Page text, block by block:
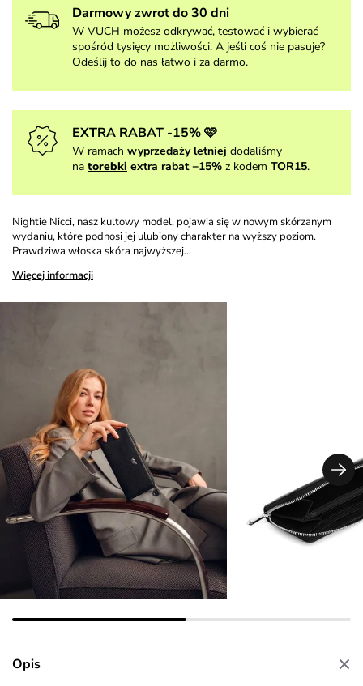
Darmowy zwrot do 30 dni
W VUCH możesz odkrywać, testować i wybierać
spośród tysięcy możliwości. A jeśli coś nie pasuje?
Odeślij to do nas łatwo i za darmo.
EXTRA RABAT -15% 🩷
W ramach wyprzedaży letniej dodaliśmy
na torebki extra rabat −15% z kodem TOR15.
Nightie Nicci, nasz kultowy model, pojawia się w nowym skórzanym
wydaniu, które podnosi jej ulubiony charakter na wyższy poziom.
Prawdziwa włoska skóra najwyższej…
Więcej informacji
Opis